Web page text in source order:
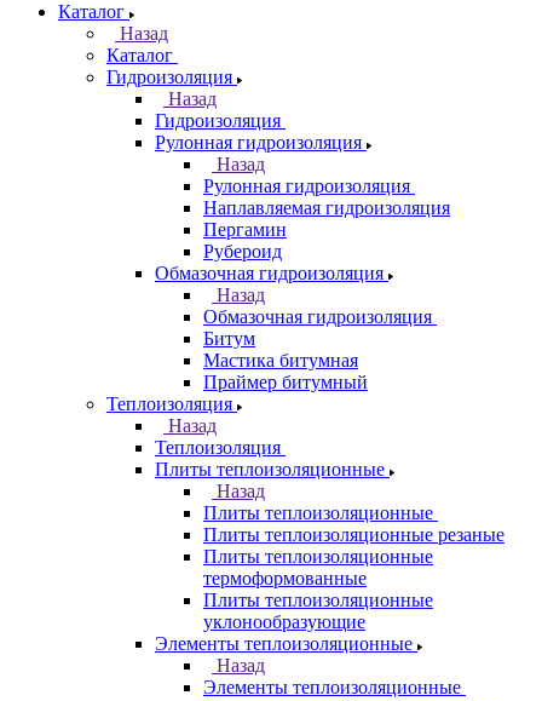
Каталог
Назад
Каталог
Гидроизоляция
Назад
Гидроизоляция
Рулонная гидроизоляция
Назад
Рулонная гидроизоляция
Наплавляемая гидроизоляция
Пергамин
Рубероид
Обмазочная гидроизоляция
Назад
Обмазочная гидроизоляция
Битум
Мастика битумная
Праймер битумный
Теплоизоляция
Назад
Теплоизоляция
Плиты теплоизоляционные
Назад
Плиты теплоизоляционные
Плиты теплоизоляционные резаные
Плиты теплоизоляционные
термоформованные
Плиты теплоизоляционные
уклонообразующие
Элементы теплоизоляционные
Назад
Элементы теплоизоляционные